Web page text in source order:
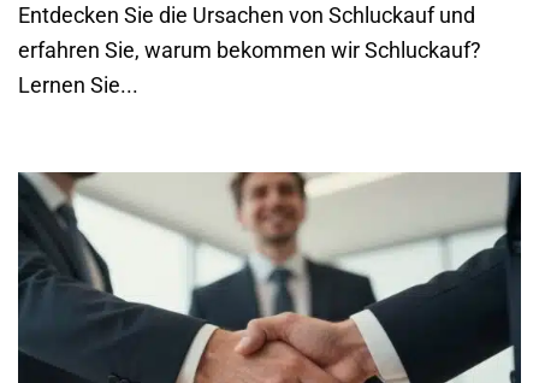
Entdecken Sie die Ursachen von Schluckauf und
erfahren Sie, warum bekommen wir Schluckauf?
Lernen Sie...